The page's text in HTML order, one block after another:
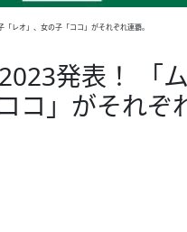
レオ」、女の子「ココ」がそれぞれ連覇。
発表！ 「
コ」がそれぞ